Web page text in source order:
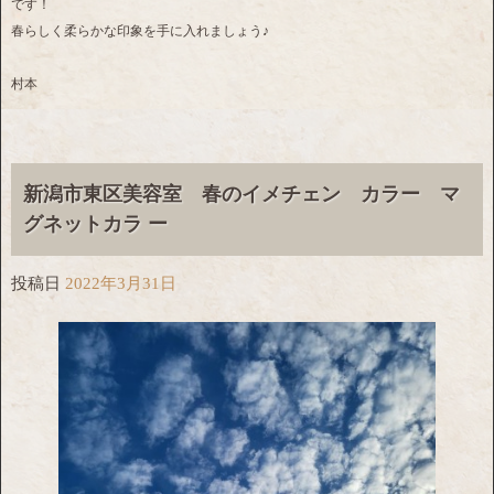
です！
春らしく柔らかな印象を手に入れましょう♪
村本
新潟市東区美容室 春のイメチェン カラー マ
グネットカラ ー
投稿日 2022年3月31日